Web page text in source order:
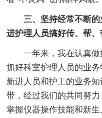
三、坚持经常不断
进护理人员搞好传、帮、
一年来，我在认真做
抓好科室护理人员的业
新进人员和护工的业务知
带，经过我们的共同努
掌握仪器操作技能和新